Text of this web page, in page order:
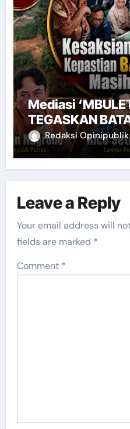
Mediasi
TEGASKAN
Redaksi
Leave a Reply
Your email address will
fields are marked *
Comment *